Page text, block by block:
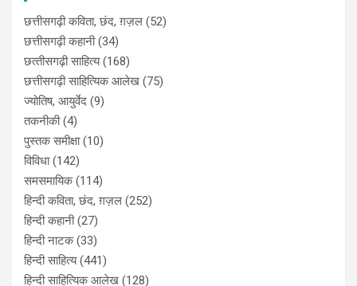
छत्तीसगढ़ी कविता, छंद, ग़ज़ल (52)
छत्तीसगढ़ी कहानी(34)
छत्‍तीसगढ़ी साहित्‍य(168)
छत्तीसगढ़ी साहित्यिक आलेख (75)
ज्योतिष, आयुर्वेद (9)
तकनीकी(4)
पुस्‍तक समीक्षा(10)
विविधा(142)
समसमायिक(114)
हिन्दी कविता, छंद, ग़ज़ल (252)
हिन्दी कहानी(27)
हिन्‍दी नाटक(33)
हिन्दी साहित्य(441)
हिन्दी साहित्यिक आलेख (128)